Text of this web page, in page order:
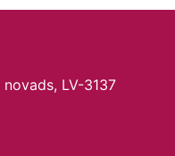
LV-3137